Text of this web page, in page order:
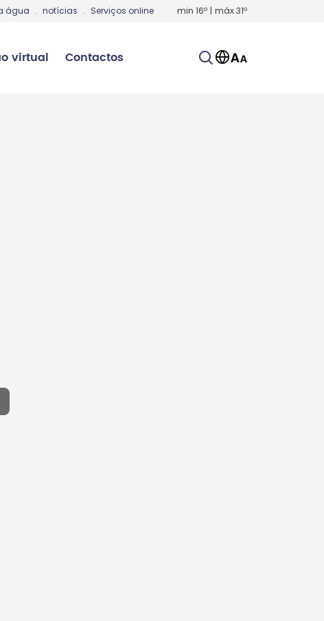
água . notícias . Serviços online min 16º | máx31º
virtual Contactos